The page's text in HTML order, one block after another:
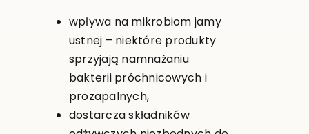
wpływa na mikrobiom jamy
ustnej – niektóre produkty
sprzyjają namnażaniu
bakterii próchnicowych i
prozapalnych,
dostarcza składników